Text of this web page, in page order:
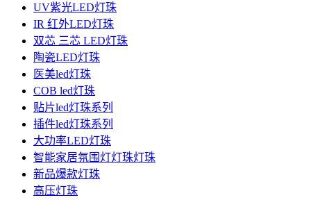
UV紫光LED灯珠
IR 红外LED灯珠
双芯 三芯 LED灯珠
陶瓷LED灯珠
医美led灯珠
COB led灯珠
贴片led灯珠系列
插件led灯珠系列
大功率LED灯珠
智能家居氛围灯灯珠灯珠
新品爆款灯珠
高压灯珠